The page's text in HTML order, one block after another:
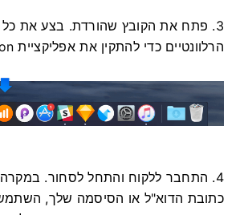
3. פתח את הקובץ שהורדת. בצע את
הרלוונטיים כדי להתקין את אפליקציית IQ Option.
4. התחבר ללקוח והתחל לסחור.
כתובת הדוא"ל או הסיסמה שלך,